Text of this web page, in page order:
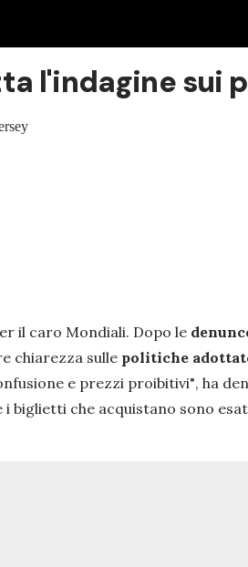
l'indagine sui
il caro Mondiali. Dopo le
chiarezza sulle politiche
e prezzi proibitivi", ha
biglietti che acquistano sono